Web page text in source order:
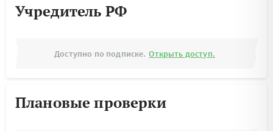
Учредитель РФ
Доступно по подписке. Открыть доступ.
Плановые проверки